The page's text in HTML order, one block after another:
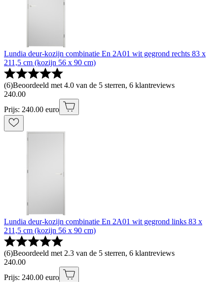
Lundia deur-kozijn combinatie En 2A01 wit gegrond rechts 83 x
211,5 cm (kozijn 56 x 90 cm)
(6)Beoordeeld met 4.0 van de 5 sterren, 6 klantreviews
240.00
Prijs: 240.00 euro
Lundia deur-kozijn combinatie En 2A01 wit gegrond links 83 x
211,5 cm (kozijn 56 x 90 cm)
(6)Beoordeeld met 2.3 van de 5 sterren, 6 klantreviews
240.00
Prijs: 240.00 euro